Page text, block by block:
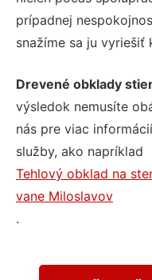
prípadnej
snažíme sa ju vyriešiť
Drevené obklady
výsledok nemusíte
nás pre viac
služby, ako napríklad
Tehlový obklad na
vane Miloslavov
.